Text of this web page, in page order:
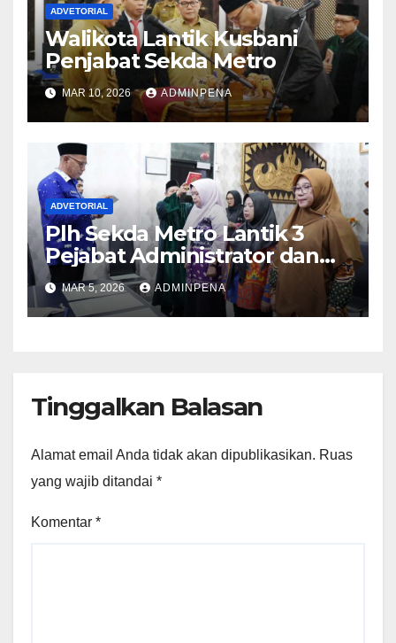
ADVETORIAL
Walikota Lantik Kusbani
Penjabat Sekda Metro
MAR 10, 2026 ADMINPENA
ADVETORIAL
Plh Sekda Metro Lantik 3
Pejabat Administrator dan
Pengawas
MAR 5, 2026 ADMINPENA
Tinggalkan Balasan
Alamat email Anda tidak akan dipublikasikan. Ruas
yang wajib ditandai *
Komentar *